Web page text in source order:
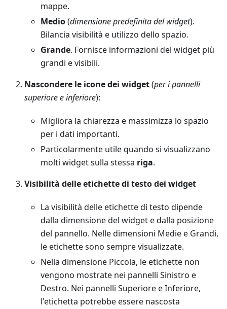
mappe.
Medio(dimensione predefinita del widget).
Bilancia visibilità e utilizzo dello spazio.
Grande. Fornisce informazioni del widget più
grandi e visibili.
Nascondere le icone dei widget(per i pannelli
superiore e inferiore):
Migliora la chiarezza e massimizza lo spazio
per i dati importanti.
Particolarmente utile quando si visualizzano
molti widget sulla stessa riga.
Visibilità delle etichette di testo dei widget
La visibilità delle etichette di testo dipende
dalla dimensione del widget e dalla posizione
del pannello. Nelle dimensioni Medie e Grandi,
le etichette sono sempre visualizzate.
Nella dimensione Piccola, le etichette non
vengono mostrate nei pannelli Sinistro e
Destro. Nei pannelli Superiore e Inferiore,
l'etichetta potrebbe essere nascosta